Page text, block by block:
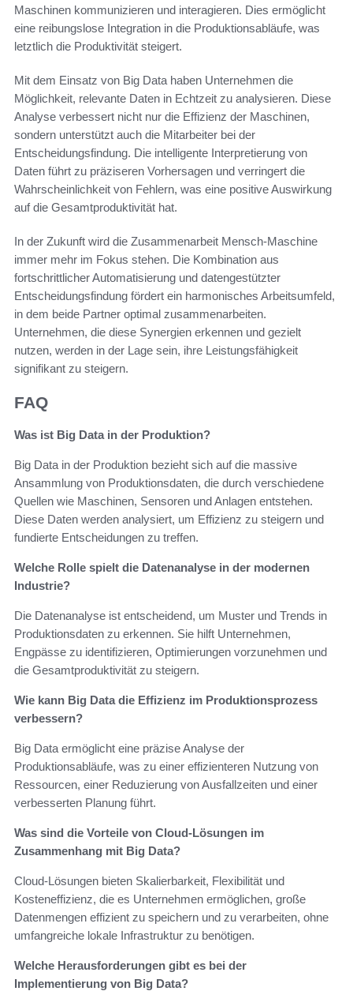
Maschinen kommunizieren und interagieren. Dies ermöglicht
eine reibungslose Integration in die Produktionsabläufe, was
letztlich die Produktivität steigert.
Mit dem Einsatz von Big Data haben Unternehmen die
Möglichkeit, relevante Daten in Echtzeit zu analysieren. Diese
Analyse verbessert nicht nur die Effizienz der Maschinen,
sondern unterstützt auch die Mitarbeiter bei der
Entscheidungsfindung. Die intelligente Interpretierung von
Daten führt zu präziseren Vorhersagen und verringert die
Wahrscheinlichkeit von Fehlern, was eine positive Auswirkung
auf die Gesamtproduktivität hat.
In der Zukunft wird die Zusammenarbeit Mensch-Maschine
immer mehr im Fokus stehen. Die Kombination aus
fortschrittlicher Automatisierung und datengestützter
Entscheidungsfindung fördert ein harmonisches Arbeitsumfeld,
in dem beide Partner optimal zusammenarbeiten.
Unternehmen, die diese Synergien erkennen und gezielt
nutzen, werden in der Lage sein, ihre Leistungsfähigkeit
signifikant zu steigern.
FAQ
Was ist Big Data in der Produktion?
Big Data in der Produktion bezieht sich auf die massive
Ansammlung von Produktionsdaten, die durch verschiedene
Quellen wie Maschinen, Sensoren und Anlagen entstehen.
Diese Daten werden analysiert, um Effizienz zu steigern und
fundierte Entscheidungen zu treffen.
Welche Rolle spielt die Datenanalyse in der modernen
Industrie?
Die Datenanalyse ist entscheidend, um Muster und Trends in
Produktionsdaten zu erkennen. Sie hilft Unternehmen,
Engpässe zu identifizieren, Optimierungen vorzunehmen und
die Gesamtproduktivität zu steigern.
Wie kann Big Data die Effizienz im Produktionsprozess
verbessern?
Big Data ermöglicht eine präzise Analyse der
Produktionsabläufe, was zu einer effizienteren Nutzung von
Ressourcen, einer Reduzierung von Ausfallzeiten und einer
verbesserten Planung führt.
Was sind die Vorteile von Cloud-Lösungen im
Zusammenhang mit Big Data?
Cloud-Lösungen bieten Skalierbarkeit, Flexibilität und
Kosteneffizienz, die es Unternehmen ermöglichen, große
Datenmengen effizient zu speichern und zu verarbeiten, ohne
umfangreiche lokale Infrastruktur zu benötigen.
Welche Herausforderungen gibt es bei der
Implementierung von Big Data?